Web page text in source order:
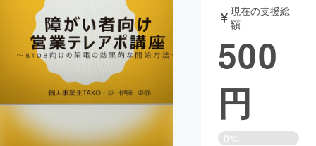
アート・写真 音楽
テクノロジー・ガジェット ゲーム・サ
映像・映画
ビジネス・起業
現在の支援総
額
500
円
0%